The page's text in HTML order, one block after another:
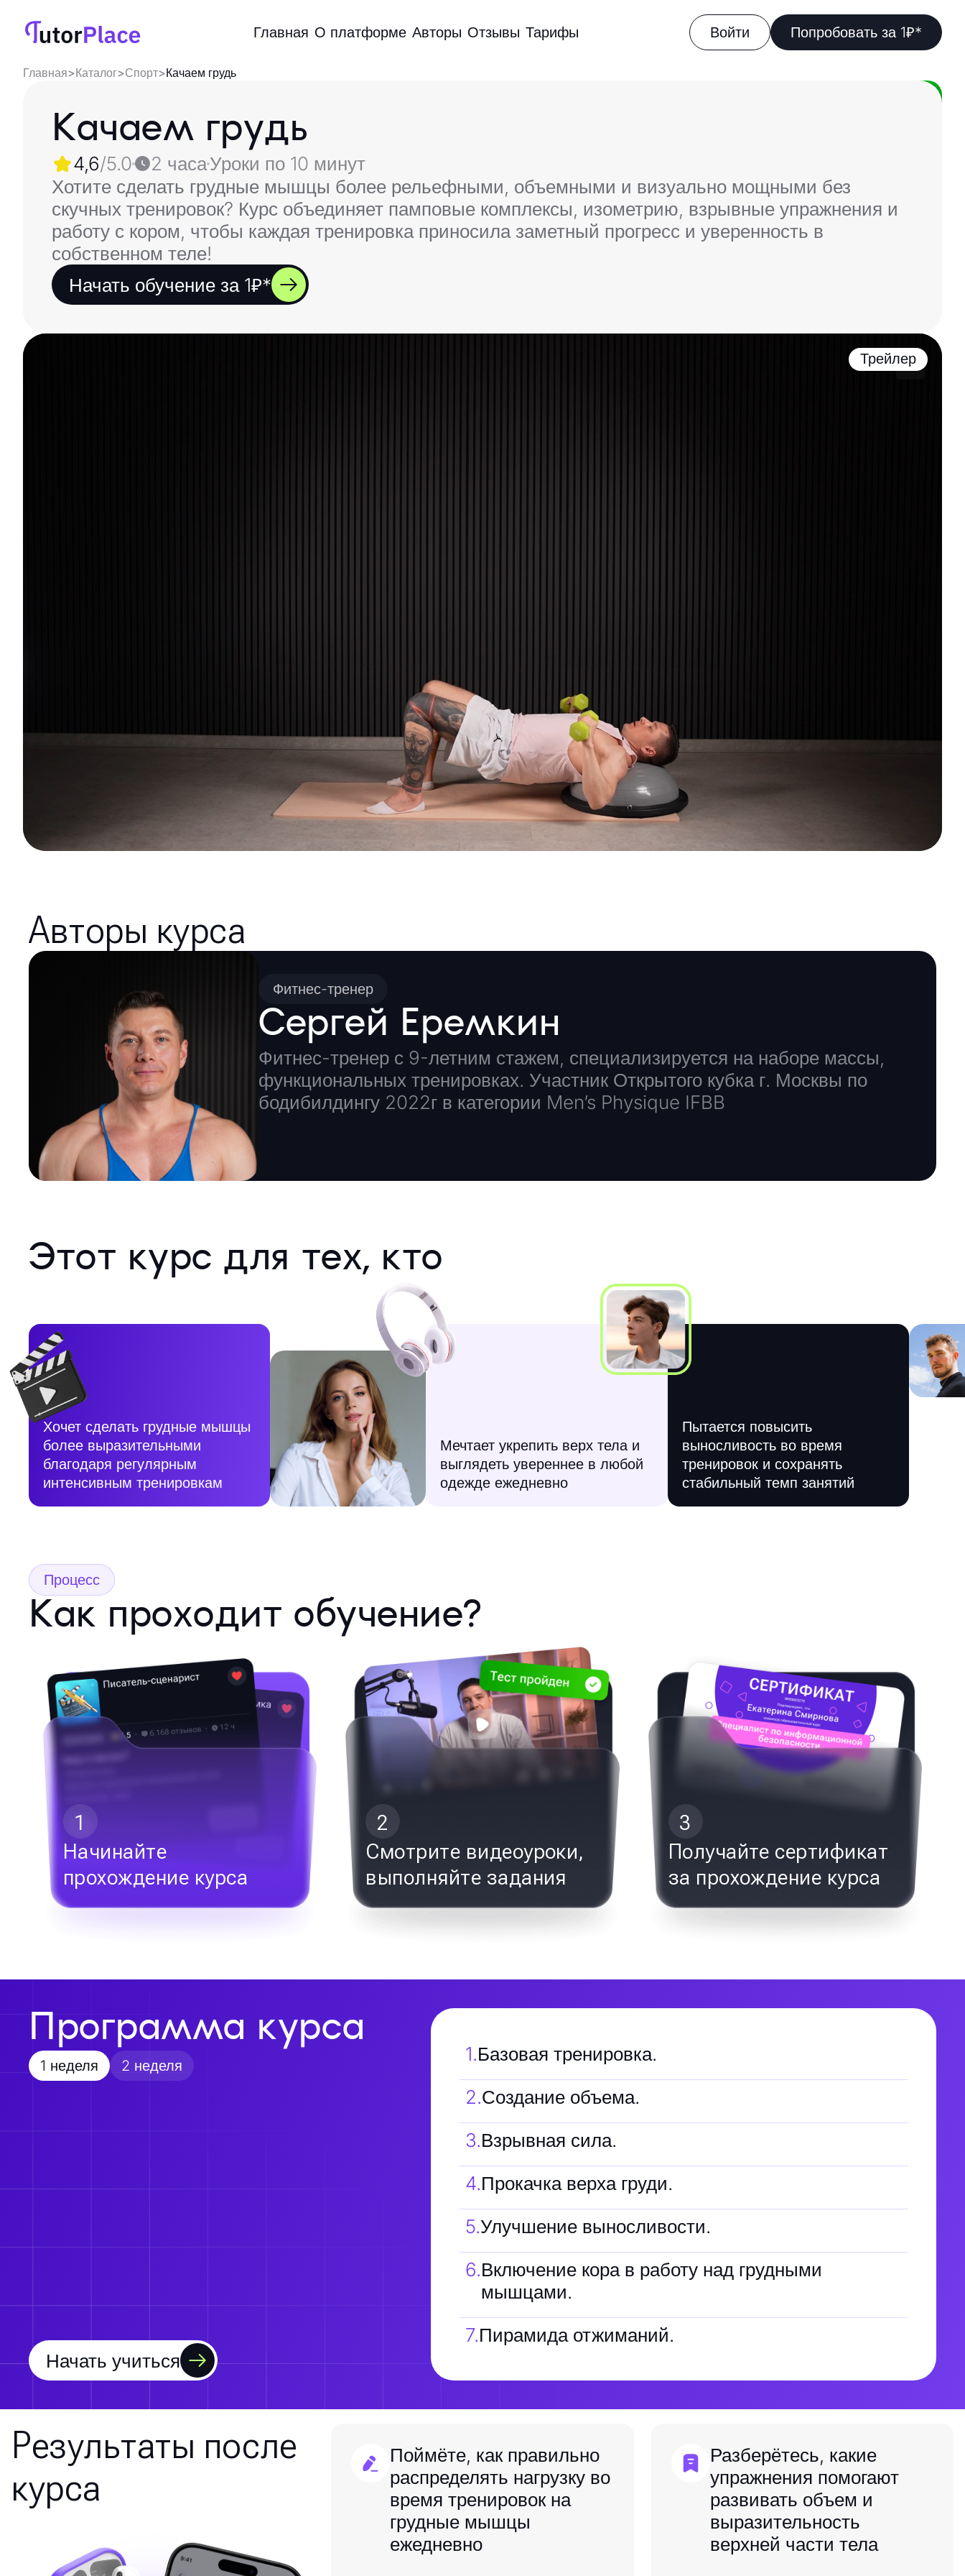
Главная О платформе Авторы Отзывы Тарифы Войти Попробовать за 1₽*
Главная>Каталог>Спорт>Качаем грудь
Качаем грудь
4,6/5.0 2 часаУроки по 10 минут
Хотите сделать грудные мышцы более рельефными, объемными и визуально мощными без
скучных тренировок? Курс объединяет памповые комплексы, изометрию, взрывные упражнения и
работу с кором, чтобы каждая тренировка приносила заметный прогресс и уверенность в
собственном теле!
Начать обучение за 1₽*
Трейлер
Авторы курса
Фитнес-тренер
Сергей Еремкин
Фитнес-тренер с 9-летним стажем, специализируется на наборе массы,
функциональных тренировках. Участник Открытого кубка г. Москвы по
бодибилдингу 2022г в категории Men’s Physique IFBB
Этот курс для тех, кто
Хочет сделать грудные мышцы
более выразительными
благодаря регулярным
интенсивным тренировкам
Мечтает укрепить верх тела и
выглядеть увереннее в любой
одежде ежедневно
Пытается повысить
выносливость во время
тренировок и сохранять
стабильный темп занятий
Процесс
Как проходит обучение?
1
Начинайте
прохождение курса
2
Смотрите видеоуроки,
выполняйте задания
3
Получайте сертификат
за прохождение курса
Программа курса
1 неделя 2 неделя
Начать учиться
1.Базовая тренировка.
2.Создание объема.
3.Взрывная сила.
4.Прокачка верха груди.
5.Улучшение выносливости.
6.Включение кора в работу над грудными
мышцами.
7.Пирамида отжиманий.
Результаты после
курса
Поймёте, как правильно
распределять нагрузку во
время тренировок на
грудные мышцы
ежедневно
Разберётесь, какие
упражнения помогают
развивать объем и
выразительность
верхней части тела